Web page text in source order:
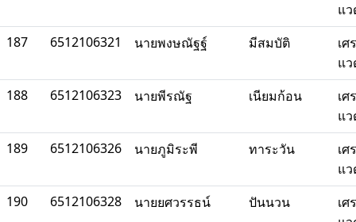
แ
187
6512106321 นายพงษณัฐฐ์ มีสมบัติ
เ
แ
188
6512106323 นายพีรณัฐ เนียมก้อน
เ
แ
189
6512106326 นายภูมิระพี ทาระวัน
เ
แ
190
6512106328 นายยศวรรธน์ ปันนวน
เ